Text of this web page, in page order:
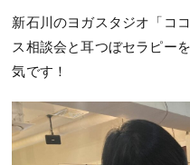
新石川のヨガスタジオ「コ
ス相談会と耳つぼセラピー
気です！